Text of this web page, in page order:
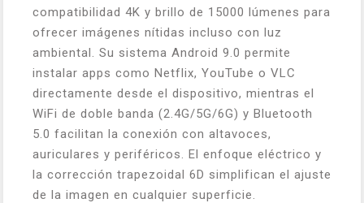
compatibilidad 4K y brillo de 15000 lúmenes para
ofrecer imágenes nítidas incluso con luz
ambiental. Su sistema Android 9.0 permite
instalar apps como Netflix, YouTube o VLC
directamente desde el dispositivo, mientras el
WiFi de doble banda (2.4G/5G/6G) y Bluetooth
5.0 facilitan la conexión con altavoces,
auriculares y periféricos. El enfoque eléctrico y
la corrección trapezoidal 6D simplifican el ajuste
de la imagen en cualquier superficie.